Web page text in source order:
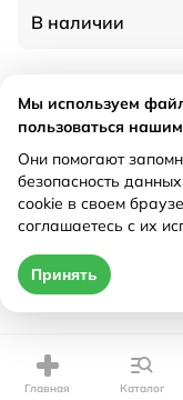
В наличии
Рецепт
Главная Каталог
Мы используем
пользоваться
Они помогают
безопасность
cookie в своем
соглашаетесь с их
Принять